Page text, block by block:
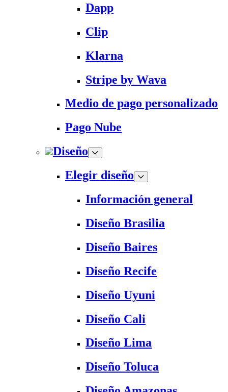
Dapp
Clip
Klarna
Stripe by Wava
Medio de pago personalizado
Pago Nube
Diseño
Elegir diseño
Información general
Diseño Brasilia
Diseño Baires
Diseño Recife
Diseño Uyuni
Diseño Cali
Diseño Lima
Diseño Toluca